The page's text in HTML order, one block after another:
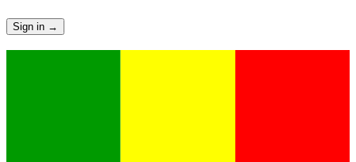
Sign in →